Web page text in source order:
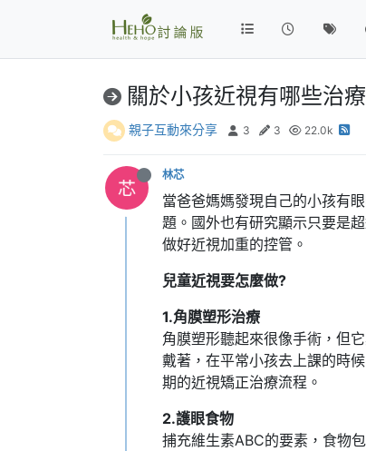
關於小孩近視有哪些治
親子互動來分享 3 3 22.0k
林芯
當爸爸媽媽發現自己的小孩有
題。國外也有研究顯示只要是
做好近視加重的控管。
兒童近視要怎麼做?
1.角膜塑形治療
角膜塑形聽起來很像手術，但
戴著，在平常小孩去上課的時
期的近視矯正治療流程。
2.護眼食物
捕充維生素ABC的要素，食物